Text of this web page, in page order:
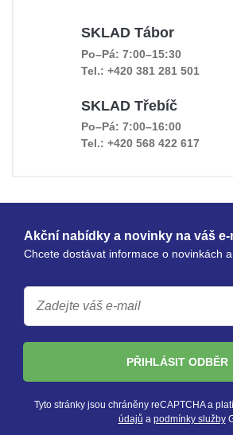
SKLAD Tábor
Po–Pá: 7:00–15:30
Tel.: +420 381 281 501
SKLAD Třebíč
Po–Pá: 7:00–16:00
Tel.: +420 568 422 617
Akční nabídky a novinky na váš e-
Chcete dostávat informace o novinkách
PŘIHLÁSIT ODBĚR
Tyto stránky jsou chráněny reCAPTCHA a
údajů a podmínky služby